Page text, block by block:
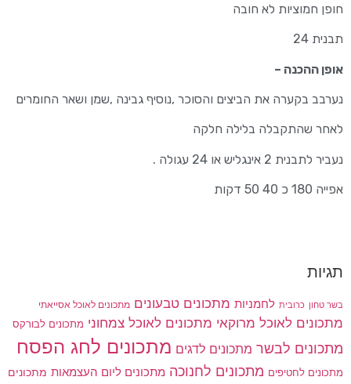
חופן חמוציות לא חובה
תבנית 24
אופן ההכנה –
נערבב בקערה את הביצים והסוכר ,נוסיף גבינה ,שמן ושאר החומרים
לאחר שהתקבלה בלילה חלקה
נעביר לתבנית 2 אינגליש או 24 עגולה .
אפייה 180 כ 40 50 דקות
תגיות
בשר טחון כרובית לחמניות מתכונים טבעונים מתכונים לאוכל אסייאתי
מתכונים לאוכל מרוקאי מתכונים לאוכל צמחוני מתכונים לבורקס
מתכונים לבשר מתכונים לדגים מתכונים לחג הפסח
מתכונים לחטיפים מתכונים לחנוכה מתכונים ליום העצמאות מתכונים